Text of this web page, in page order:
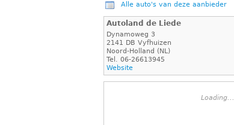
Alle auto's van deze aanbieder
Autoland de Liede
Dynamoweg 3
2141 DB Vyfhuizen
Noord-Holland (NL)
Tel. 06-26613945
Website
Loading...